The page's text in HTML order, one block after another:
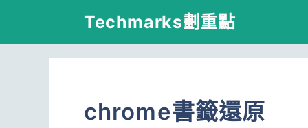
Techmarks劃重點
chrome書籤還原